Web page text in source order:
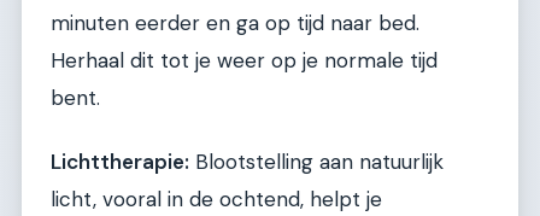
minuten eerder en ga op tijd naar bed.
Herhaal dit tot je weer op je normale tijd
bent.
Lichttherapie: Blootstelling aan natuurlijk
licht, vooral in de ochtend, helpt je